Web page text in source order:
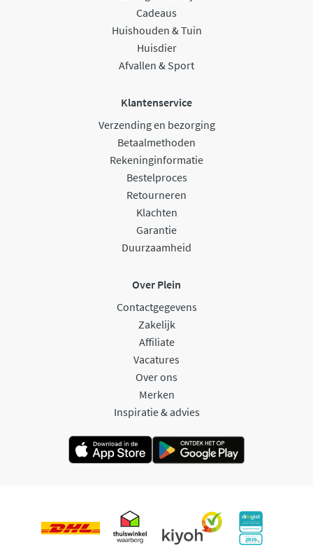
Cadeaus
Huishouden & Tuin
Huisdier
Afvallen & Sport
Klantenservice
Verzending en bezorging
Betaalmethoden
Rekeninginformatie
Bestelproces
Retourneren
Klachten
Garantie
Duurzaamheid
Over Plein
Contactgegevens
Zakelijk
Affiliate
Vacatures
Over ons
Merken
Inspiratie & advies